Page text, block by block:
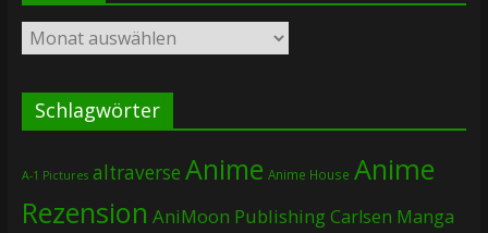
Archiv
Schlagwörter
A-1 Pictures altraverse Anime Anime House Anime
Rezension AniMoon PublishingCarlsen Manga